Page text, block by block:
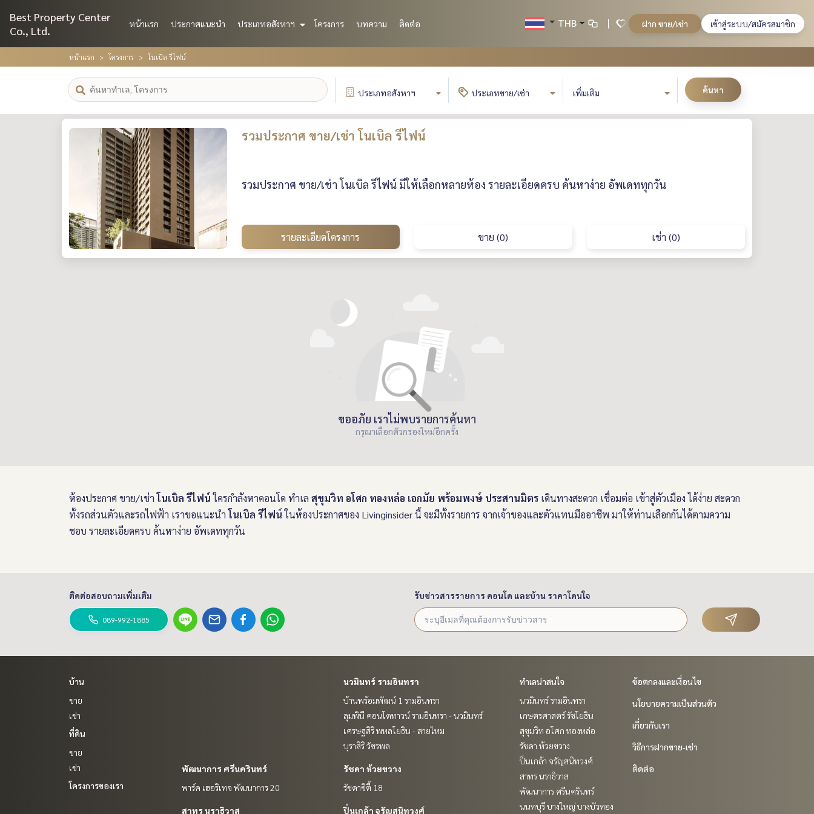
Best Property Center
Co., Ltd.
หน้าแรก ประกาศแนะนำ ประเภทอสังหาฯ โครงการ บทความ ติดต่อ THB ฝาก ขาย/เช่า เข้าสู่ระบบ/สมัครสมาชิก
หน้าแรก โครงการ โนเบิล รีไฟน์
ประเภทอสังหาฯ ประเภทขาย/เช่า เพิ่มเติม ค้นหา
รวมประกาศ ขาย/เช่า โนเบิล รีไฟน์
รวมประกาศ ขาย/เช่า โนเบิล รีไฟน์ มีให้เลือกหลายห้อง รายละเอียดครบ ค้นหาง่าย อัพเดททุกวัน
รายละเอียดโครงการ ขาย (0) เช่า (0)
ขออภัย เราไม่พบรายการค้นหา
กรุณาเลือกตัวกรองใหม่อีกครั้ง
ห้องประกาศ ขาย/เช่า โนเบิล รีไฟน์ใครกำลังหาคอนโด ทำเล สุขุมวิท อโศก ทองหล่อ เอกมัย พร้อมพงษ์ ประสานมิตร เดินทางสะดวก เชื่อมต่อ เข้าสู่ตัวเมือง ได้ง่าย สะดวก
ทั้งรถส่วนตัวและรถไฟฟ้า เราขอแนะนำ โนเบิล รีไฟน์ในห้องประกาศของ Livinginsider นี้ จะมีทั้งรายการ จากเจ้าของและตัวแทนมืออาชีพ มาให้ท่านเลือกกันได้ตามความ
ชอบ รายละเอียดครบ ค้นหาง่าย อัพเดททุกวัน
ติดต่อสอบถามเพิ่มเติม
089-992-1885
รับข่าวสารรายการ คอนโด และบ้าน ราคาโดนใจ
บ้าน
ขาย
เช่า
ที่ดิน
ขาย
เช่า
โครงการของเรา
นวมินทร์ รามอินทรา
บ้านพร้อมพัฒน์ 1 รามอินทรา
ลุมพินี คอนโดทาวน์ รามอินทรา - นวมินทร์
เศรษฐสิริ พหลโยธิน - สายไหม
บุราสิริ วัชรพล
พัฒนาการ ศรีนครินทร์
พาร์ค เฮอริเทจ พัฒนาการ 20
รัชดา ห้วยขวาง
รัชดาซิตี้ 18
สาทร นราธิวาส ปิ่นเกล้า จรัญสนิทวงศ์
ทำเลน่าสนใจ
นวมินทร์ รามอินทรา
เกษตรศาสตร์ รัชโยธิน
สุขุมวิท อโศก ทองหล่อ
รัชดา ห้วยขวาง
ปิ่นเกล้า จรัญสนิทวงศ์
สาทร นราธิวาส
พัฒนาการ ศรีนครินทร์
นนทบุรี บางใหญ่ บางบัวทอง
ข้อตกลงและเงื่อนไข
นโยบายความเป็นส่วนตัว
เกี่ยวกับเรา
วิธีการฝากขาย-เช่า
ติดต่อ